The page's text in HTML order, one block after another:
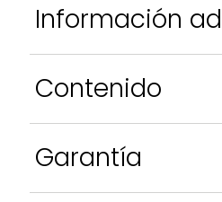
Información
Contenido
Garantía